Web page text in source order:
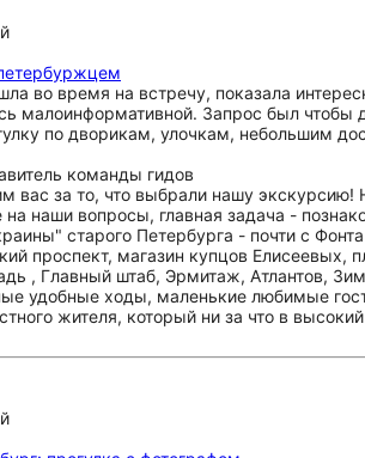
во время на встречу, показала
малоинформативной. Запрос был
по дворикам, улочкам, небольшим
команды гидов
вас за то, что выбрали нашу
на наши вопросы, главная задача -
старого Петербурга - почти с
проспект, магазин купцов Елисеевых,
, Главный штаб, Эрмитаж, Атлантов,
удобные ходы, маленькие любимые
жителя, который ни за что в
бы слышно:) Плюс мы добавили
Мы приносим извинения, если не до